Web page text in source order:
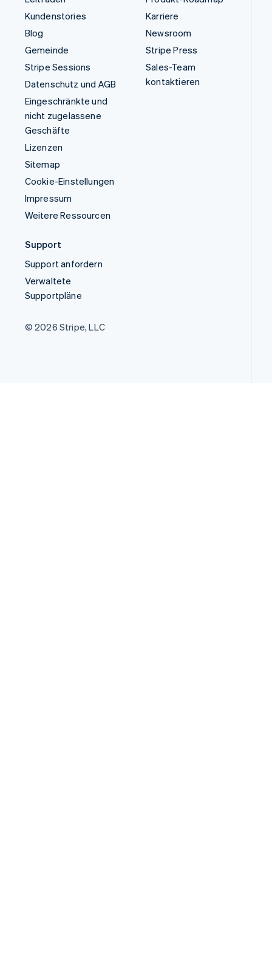
Kundenstories
Blog
Gemeinde
Stripe Sessions
Datenschutz und AGB
Eingeschränkte und
nicht zugelassene
Geschäfte
Lizenzen
Sitemap
Cookie-Einstellungen
Impressum
Weitere Ressourcen
Karriere
Newsroom
Stripe Press
Sales-Team
kontaktieren
Support
Support anfordern
Verwaltete
Supportpläne
© 2026 Stripe, LLC